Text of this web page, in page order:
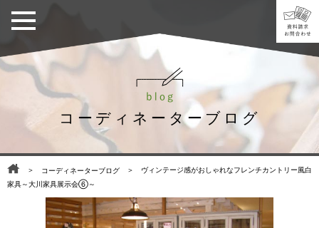
コーディネーターブログ
＞ コーディネーターブログ ＞ ヴィンテージ感がおしゃれなフレンチカントリー風白
家具～大川家具展示会⑥～